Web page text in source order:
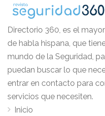
Directorio 360, es el
de habla hispana, que
mundo de la Seguridad,
puedan buscar lo que
entrar en contacto para
servicios que necesiten.
Inicio